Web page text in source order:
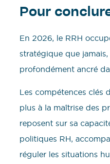
Pour
En 2026, le RRH
stratégique que
profondément ancré
Les compétences clés
plus à la maîtrise des
reposent sur sa
politiques RH,
réguler les situations